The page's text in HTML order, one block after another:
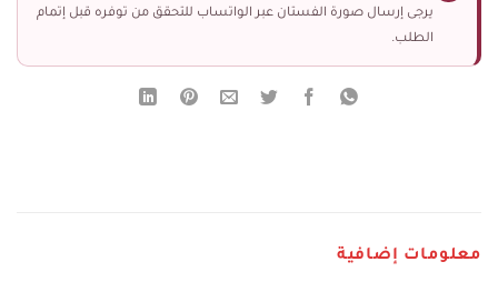
يرجى إرسال صورة الفستان عبر الواتساب للتحقق من توفره قبل إتمام
الطلب.
معلومات إضافية